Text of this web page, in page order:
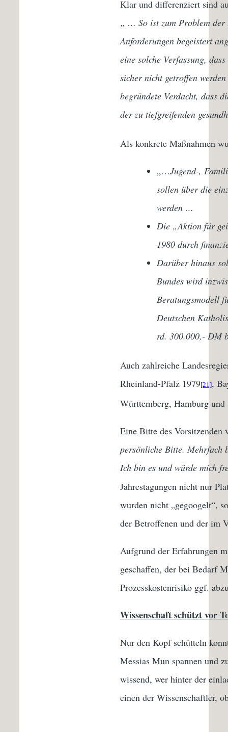
Klar und differenziert sind
„ … So ist zum Problem
Anforderungen begeistert
eine solche Verfassung,
sicher nicht getroffen
begründete Verdacht, dass
der zu tiefgreifenden
Als konkrete Maßnahmen
„…Jugend-,
sollen über die
werden …
Die „Aktion für
1980 durch
Darüber hinaus
Bundes wird
Beratungsmodell
Deutschen
rd. 300.000,- DM
Auch zahlreiche
Rheinland-Pfalz 1979[21],
Württemberg, Hamburg
Eine Bitte des Vorsitzenden
persönliche Bitte. Mehrfach
Ich bin es und würde mich
Jahrestagungen nicht nur
wurden nicht „gegoogelt“,
der Betroffenen und der im
Aufgrund der Erfahrungen
geschaffen, der bei Bedarf
Prozesskostenrisiko ggf.
Wissenschaft schützt vor
Nur den Kopf schütteln
Messias Mun spannen und
wissend, wer hinter der
einen der Wissenschaftler,